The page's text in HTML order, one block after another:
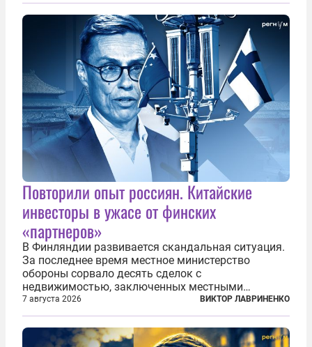
Повторили опыт россиян. Китайские
инвесторы в ужасе от финских
«партнеров»
В Финляндии развивается скандальная ситуация.
За последнее время местное министерство
обороны сорвало десять сделок с
недвижимостью, заключенных местными
фирмами с китайским капиталом. Чиновники
заявили, что они могли заключаться с целью
создания в Финляндии шпионской сети, чтобы
следить за...
7 августа 2026 ВИКТОР ЛАВРИНЕНКО